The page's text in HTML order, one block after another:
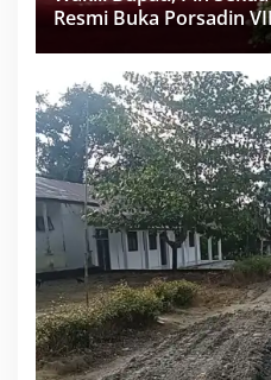
Resmi Buka Porsadin